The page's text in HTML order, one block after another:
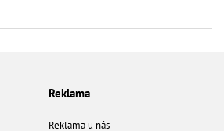
Reklama
Reklama u nás